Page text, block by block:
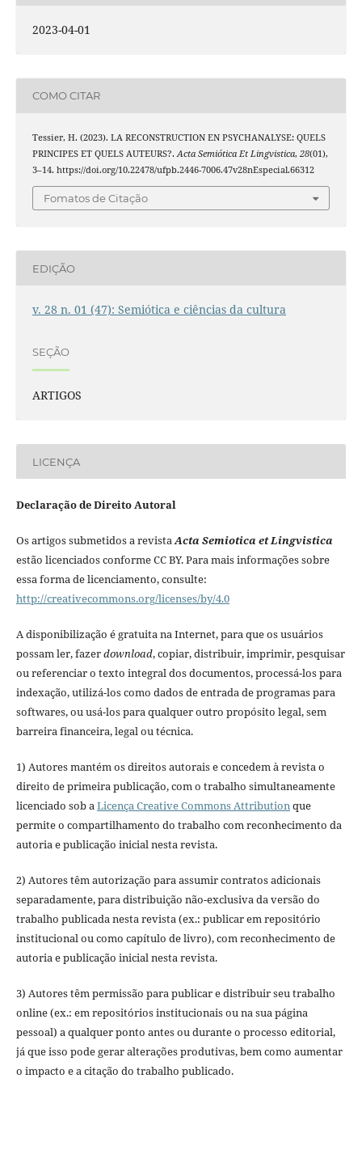
2023-04-01
COMO CITAR
Tessier, H. (2023). LA RECONSTRUCTION EN PSYCHANALYSE: QUELS
PRINCIPES ET QUELS AUTEURS?. Acta Semiótica Et Lingvistica, 28(01),
3–14. https://doi.org/10.22478/ufpb.2446-7006.47v28nEspecial.66312
Fomatos de Citação
EDIÇÃO
v. 28 n. 01 (47): Semiótica e ciências da cultura
SEÇÃO
ARTIGOS
LICENÇA
Declaração de Direito Autoral
Os artigos submetidos a revistaActa Semiotica et Lingvistica
estão licenciados conforme CC BY. Para mais informações sobre
essa forma de licenciamento, consulte:
http://creativecommons.org/licenses/by/4.0
A disponibilização é gratuita na Internet, para que os usuários
possam ler, fazerdownload, copiar, distribuir, imprimir, pesquisar
ou referenciar o texto integral dos documentos, processá-los para
indexação, utilizá-los como dados de entrada de programas para
softwares, ou usá-los para qualquer outro propósito legal, sem
barreira financeira, legal ou técnica.
1) Autores mantém os direitos autorais e concedem à revista o
direito de primeira publicação, com o trabalho simultaneamente
licenciado sob aLicença Creative Commons Attributionque
permite o compartilhamento do trabalho com reconhecimento da
autoria e publicação inicial nesta revista.
2) Autores têm autorização para assumir contratos adicionais
separadamente, para distribuição não-exclusiva da versão do
trabalho publicada nesta revista (ex.: publicar em repositório
institucional ou como capítulo de livro), com reconhecimento de
autoria e publicação inicial nesta revista.
3) Autores têm permissão para publicar e distribuir seu trabalho
online (ex.: em repositórios institucionais ou na sua página
pessoal) a qualquer ponto antes ou durante o processo editorial,
já que isso pode gerar alterações produtivas, bem como aumentar
o impacto e a citação do trabalho publicado.